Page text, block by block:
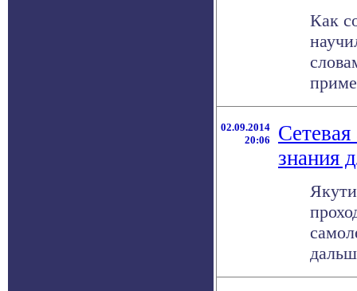
Как
02.09.2014
20:06
знания